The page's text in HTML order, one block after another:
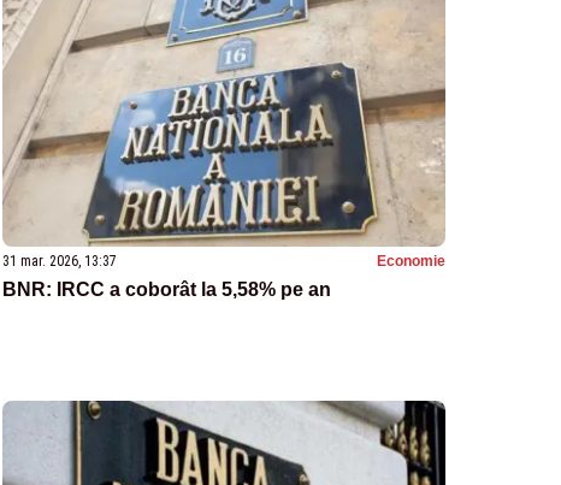
31 mar. 2026, 13:37 Economie
BNR: IRCC a coborât la 5,58% pe an